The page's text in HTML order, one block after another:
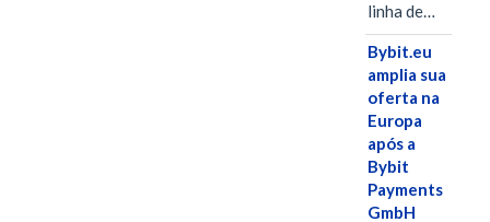
linha de…
Bybit.eu
amplia sua
oferta na
Europa
após a
Bybit
Payments
GmbH